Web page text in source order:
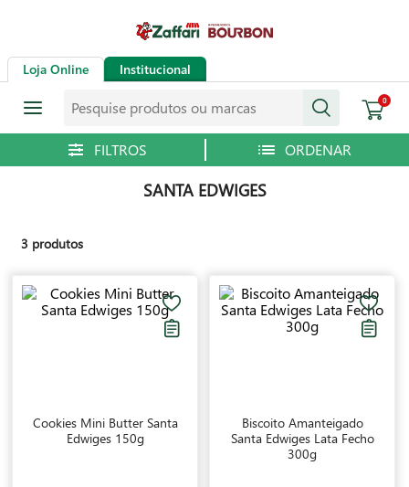
Loja Online Institucional
0
SANTA EDWIGES
3 produtos
Cookies Mini Butter Santa
Edwiges 150g
Biscoito Amanteigado
Santa Edwiges Lata Fecho
300g